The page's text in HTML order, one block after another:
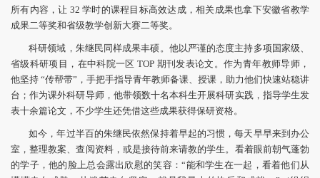
所有内容，让 32 学时的课程目标高效达成，相关成果也拿下安徽省教学
成果二等奖和省级教学创新大赛二等奖。
科研领域，朱继民同样成果丰硕。他以严谨的态度主持多项国家级、
省级科研项目，在中科院一区 TOP 期刊发表论文。作为青年教师导师，
他坚持 “传帮带”，手把手指导青年教师备课、授课，助力他们快速站稳讲
台；作为课外科研导师，他带领数十名本科生开展科研实践，指导学生发
表十余篇论文，不少学生还凭借这些成果获得保研资格。
如今，年过半百的朱继民依然保持着早起的习惯，每天早早来到办公
室，整理教案、查阅资料，或是接待前来请教的学生。看着眼前朝气蓬勃
的学子，他的脸上总会露出欣慰的笑容：“能和学生在一起，看着他们从